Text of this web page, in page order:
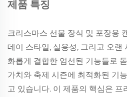
제품 특징
크리스마스 선물 장식 및 포장용
데이 스타일, 실용성, 그리고 오랜
화롭게 결합한 엄선된 기능들로
가치와 축제 시즌에 최적화된 기
고 있습니다. 이 제품의 핵심은 프